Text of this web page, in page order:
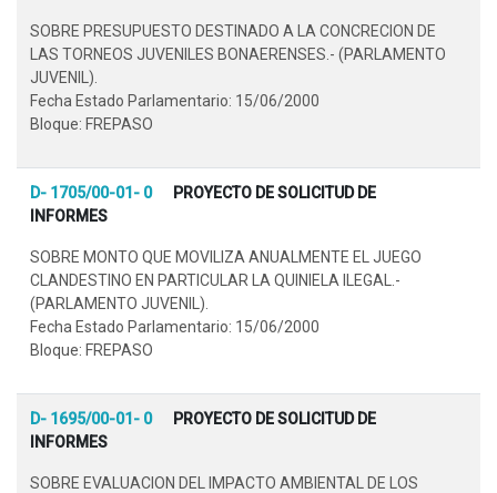
SOBRE PRESUPUESTO DESTINADO A LA CONCRECION DE
LAS TORNEOS JUVENILES BONAERENSES.- (PARLAMENTO
JUVENIL).
Fecha Estado Parlamentario: 15/06/2000
Bloque: FREPASO
D- 1705/00-01- 0
PROYECTO DE SOLICITUD DE
INFORMES
SOBRE MONTO QUE MOVILIZA ANUALMENTE EL JUEGO
CLANDESTINO EN PARTICULAR LA QUINIELA ILEGAL.-
(PARLAMENTO JUVENIL).
Fecha Estado Parlamentario: 15/06/2000
Bloque: FREPASO
D- 1695/00-01- 0
PROYECTO DE SOLICITUD DE
INFORMES
SOBRE EVALUACION DEL IMPACTO AMBIENTAL DE LOS